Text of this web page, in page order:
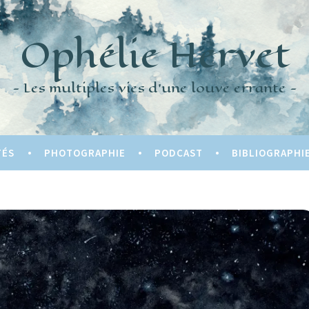
Ophélie Hervet
Les multiples vies d'une louve errante
PHOTOGRAPHIE PODCAST